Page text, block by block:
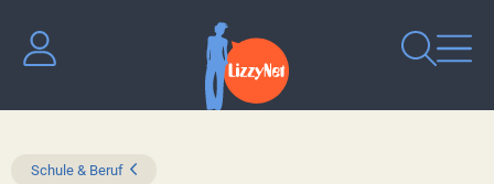
Schule & Beruf